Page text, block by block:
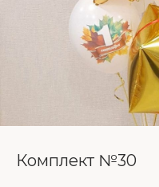
Комплект №30